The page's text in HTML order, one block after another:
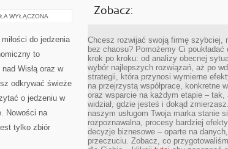
WYŁĄCZONA
do jedzenia
to
Wisłą oraz w
odkrywać świeże
o jedzeniu w
Nowości na
tylko zbiór
Zobacz:
Chcesz rozwijać swoją firmę szybciej,
bez chaosu? Pomożemy Ci poukładać
krok po kroku: od analizy obecnej
wybór najlepszych rozwiązań, aż po
strategii, która przynosi wymierne
na przejrzystą współpracę, konkretne
oraz wsparcie na każdym etapie – tak,
widział, gdzie jesteś i dokąd
naszym usługom Twoja marka stanie
rozpoznawalna, procesy bardziej
decyzje biznesowe – oparte na
przeczuciu. Zobacz, co